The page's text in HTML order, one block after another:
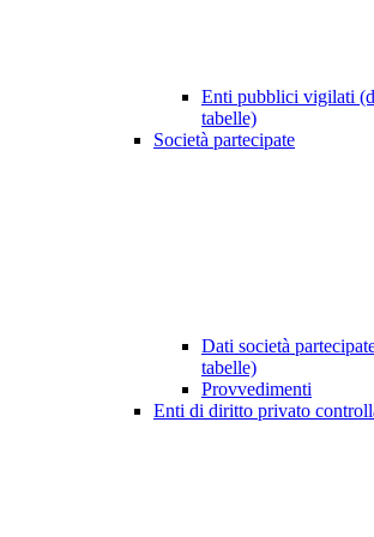
Enti pubblici vigilati
tabelle)
Società partecipate
Dati società
tabelle)
Provvedimenti
Enti di diritto privato